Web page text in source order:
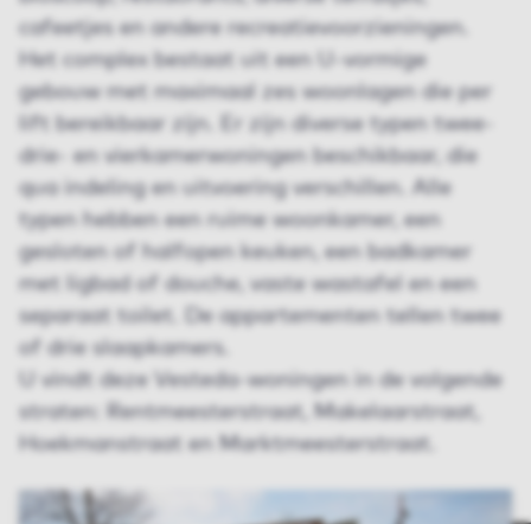
cafeetjes en andere recreatievoorzieningen.
Het complex bestaat uit een U-vormige
gebouw met maximaal zes woonlagen die per
lift bereikbaar zijn. Er zijn diverse typen twee-
drie- en vierkamerwoningen beschikbaar, die
qua indeling en uitvoering verschillen. Alle
typen hebben een ruime woonkamer, een
gesloten of halfopen keuken, een badkamer
met ligbad of douche, vaste wastafel en een
separaat toilet. De appartementen tellen twee
of drie slaapkamers.
U vindt deze Vesteda-woningen in de volgende
straten: Rentmeesterstraat, Makelaarstraat,
Hoekmanstraat en Marktmeesterstraat.